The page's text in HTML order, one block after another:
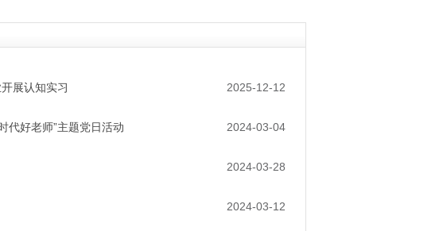
2025-12-12
展认知实习
2024-03-04
代好老师”主题党日活动
2024-03-28
2024-03-12